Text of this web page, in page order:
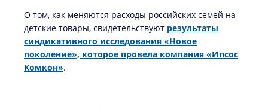
О том, как меняются расходы российских семей на
детские товары, свидетельствуют результаты
синдикативного исследования «Новое
поколение», которое провела компания «Ипсос
Комкон».